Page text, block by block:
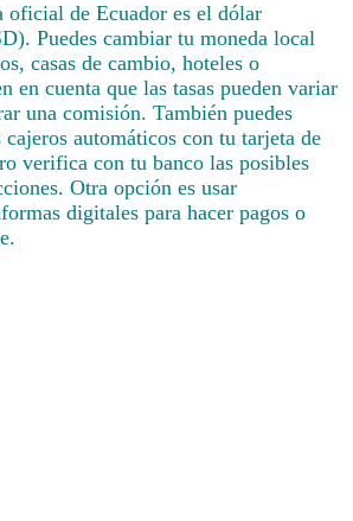
oficial de Ecuador es el dólar
Puedes cambiar tu moneda local
casas de cambio, hoteles o
en cuenta que las tasas pueden variar
una comisión. También puedes
automáticos con tu tarjeta de
verifica con tu banco las posibles
Otra opción es usar
digitales para hacer pagos o